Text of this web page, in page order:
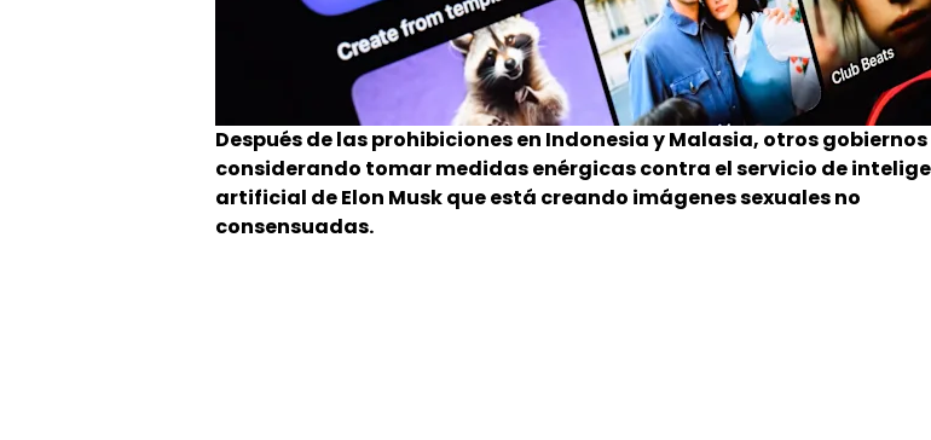
Después de las prohibiciones en Indonesia y Malasia, otros
considerando tomar medidas enérgicas contra el servicio de
artificial de Elon Musk que está creando imágenes sexuales no
consensuadas.